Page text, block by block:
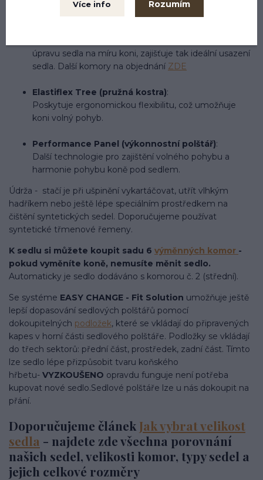
EASY-CHANGE Fit Solution (systém snadné
úpravu sedla na míru koni, zajišťuje tak ideální usazení
sedla. Další komory na objednání ZDE
Elastiflex Tree (pružná kostra):
Poskytuje ergonomickou flexibilitu, což umožňuje
koni volný pohyb.
Performance Panel (výkonnostní polštář):
Další technologie pro zajištění volného pohybu a
harmonie pohybu koně pod sedlem.
Údrža - stačí je při ušpinění vykartáčovat, utřít vlhkým
hadříkem nebo ještě lépe speciálním prostředkem na
čištění syntetických sedel. Doporučujeme používat
syntetické třmenové řemeny.
K sedlu si můžete koupit sadu 6 výměnných komor -
pokud vyměníte koně, nemusíte měnit sedlo.
Automaticky je sedlo dodáváno s komorou č. 2 (střední).
Se systéme EASY CHANGE - Fit Solution umožňuje ještě
lepší dopasování sedlových polštářů pomocí
dokoupitelných podložek, které se vkládají do připravených
kapes v horní části sedlového polštáře. Podložky se vkládají
do třech sektorů: přední část, prostředek, zadní část. Tímto
lze sedlo lépe přizpůsobit tvaru koňského
hřbetu- VYZKOUŠENO opravdu funguje není potřeba
kupovat nové sedlo.Sedlové polštáře lze u nás dokoupit na
přání.
Doporučujeme článek Jak vybrat velikost
sedla - najdete zde všechna porovnání
našich sedel, velikosti komor, typy sedel a
jejich celkové rozměry
Více info Rozumím